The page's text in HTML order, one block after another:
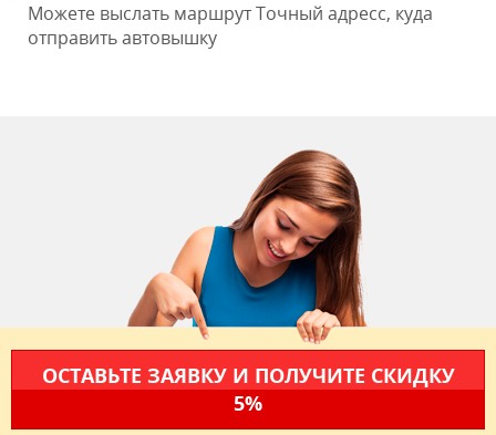
Можете выслать маршрут Точный адресс, куда
отправить автовышку
ОСТАВЬТЕ ЗАЯВКУ И ПОЛУЧИТЕ СКИДКУ
5%